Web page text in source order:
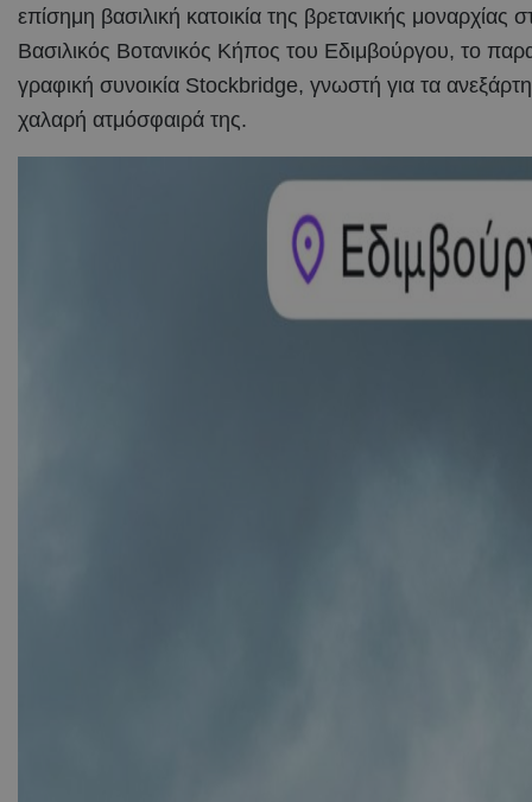
επίσημη βασιλική κατοικία της βρετανικής
Βασιλικός Βοτανικός Κήπος του Εδιμβούργου, το
γραφική συνοικία Stockbridge, γνωστή για τα
χαλαρή ατμόσφαιρά της.